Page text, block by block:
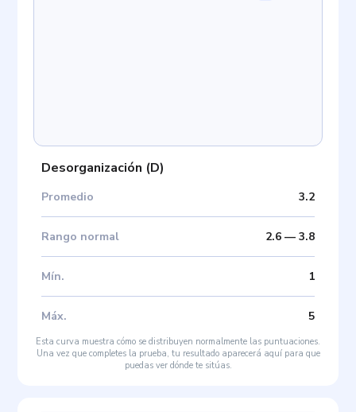
Desorganización (D)
Promedio 3.2
Rango normal 2.6— 3.8
Mín. 1
Máx. 5
Esta curva muestra cómo se distribuyen normalmente las puntuaciones.
Una vez que completes la prueba, tu resultado aparecerá aquí para que
puedas ver dónde te sitúas.